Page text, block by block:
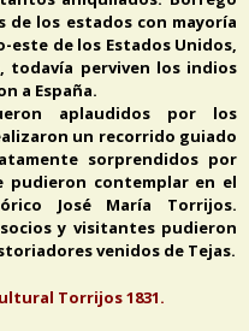
de los estados con mayoría
de los Estados Unidos,
todavía perviven los indios
a España.
aplaudidos por los
un recorrido guiado
sorprendidos por
contemplar en el
José María Torrijos.
y visitantes pudieron
venidos de Tejas.
Torrijos 1831.